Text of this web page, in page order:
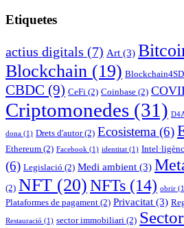
Etiquetes
actius digitals (7) Art (3)
Blockchain (19)
CBDC (9) CeFi (2) Coinbase (2)
Criptomonedes (31)
dona (1) Drets d'autor(2) Ecosistema (6)
Ethereum (2) Facebook (1) identitat (1)
(6) Legislació (2) Medi ambient (3)
(2) NFT (20)NFTs (14) obrir
Plataformes de pagament (2) Privacitat (3)
Restauració (1) sector immobiliari (2)